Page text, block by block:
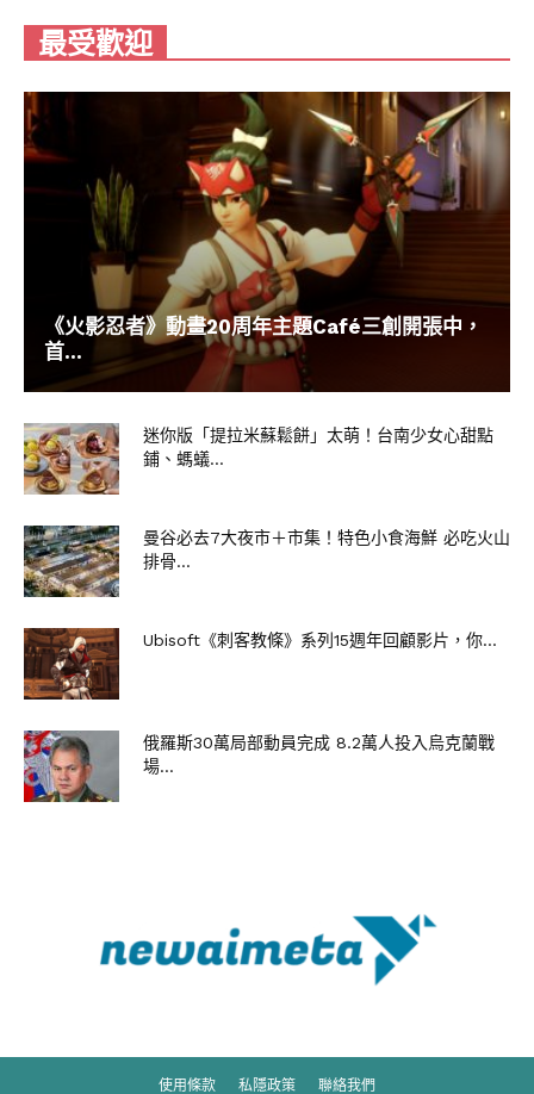
最受歡迎
《火影忍者》動畫20周年主題Café三創開張中，
首...
迷你版「提拉米蘇鬆餅」太萌！台南少女心甜點
鋪、螞蟻...
曼谷必去7大夜市＋市集！特色小食海鮮 必吃火山
排骨...
Ubisoft《刺客教條》系列15週年回顧影片，你...
俄羅斯30萬局部動員完成 8.2萬人投入烏克蘭戰
場...
使用條款 私隱政策 聯絡我們